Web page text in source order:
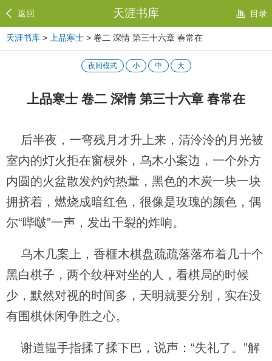
返回 天涯书库 目录
天涯书库 > 上品寒士 > 卷二 深情 第三十六章 春常在
夜间模式 小 中 大
上品寒士 卷二 深情 第三十六章 春常在
后半夜，一弯残月才升上来，清泠泠的月光被
室内的灯火拒在窗棂外，乌木小案边，一个外方
内圆的火盆散发灼灼热量，黑色的木炭一块一块
拥挤着，燃烧成暗红色，很像是玫瑰的颜色，偶
尔“哔啵”一声，发出干裂的炸响。
乌木几案上，香榧木棋盘疏疏落落布着几十个
黑白棋子，两个纹枰对坐的人，看棋局的时候
少，默然对视的时间多，天明就要分别，实在没
有围棋休闲争胜之心。
谢道韫手指揉了揉下巴，说声：“失礼了。”解